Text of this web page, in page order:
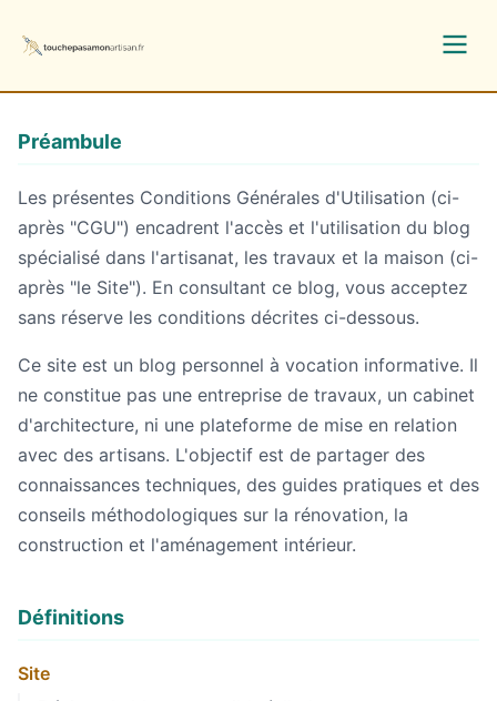
Préambule
Les présentes Conditions Générales d'Utilisation (ci-
après "CGU") encadrent l'accès et l'utilisation du blog
spécialisé dans l'artisanat, les travaux et la maison (ci-
après "le Site"). En consultant ce blog, vous acceptez
sans réserve les conditions décrites ci-dessous.
Ce site est un blog personnel à vocation informative. Il
ne constitue pas une entreprise de travaux, un cabinet
d'architecture, ni une plateforme de mise en relation
avec des artisans. L'objectif est de partager des
connaissances techniques, des guides pratiques et des
conseils méthodologiques sur la rénovation, la
construction et l'aménagement intérieur.
Définitions
Site